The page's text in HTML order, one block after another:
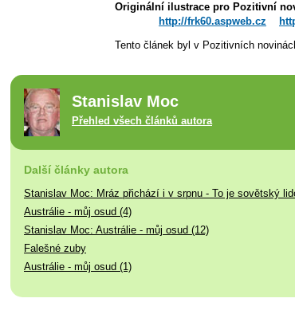
Originální ilustrace pro Pozitivní
http://frk60.aspweb.cz
Tento článek byl v Pozitivních
Stanislav Moc
Přehled všech článků autora
Další články autora
Stanislav Moc: Mráz přichází i v srpnu - To je sovětský
Austrálie - můj osud (4)
Stanislav Moc: Austrálie - můj osud (12)
Falešné zuby
Austrálie - můj osud (1)